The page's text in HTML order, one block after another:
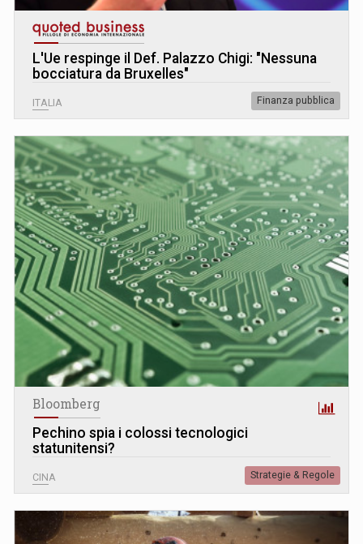
L'Ue respinge il Def. Palazzo Chigi: "Nessuna
bocciatura da Bruxelles"
ITALIA Finanza pubblica
Bloomberg
Pechino spia i colossi tecnologici
statunitensi?
CINA Strategie & Regole